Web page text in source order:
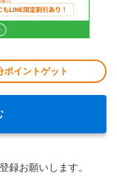
イントゲット
録お願いします。